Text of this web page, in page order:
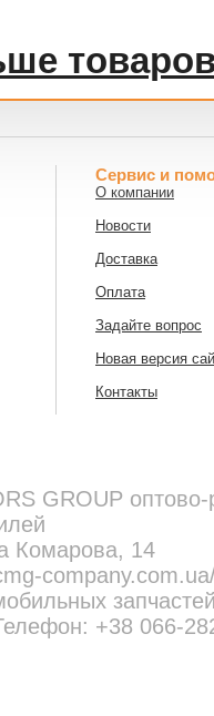
Сервис и
О компании
Новости
Доставка
Оплата
Задайте вопрос
Новая версия
Контакты
new -
097 692 02 06
GROUP
Комарова, 14
+38 066-